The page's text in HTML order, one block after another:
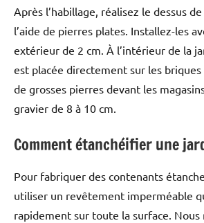
Après l’habillage, réalisez le dessus
l’aide de pierres plates. Installez-les
extérieur de 2 cm. À l’intérieur de la
est placée directement sur les
de grosses pierres devant les
gravier de 8 à 10 cm.
Comment étanchéifier une
Pour fabriquer des contenants
utiliser un revêtement imperméable
rapidement sur toute la surface. Nous